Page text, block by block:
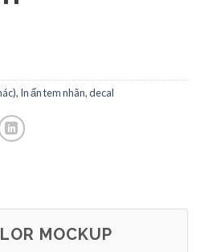
, In ấn tem nhãn, decal
MOCKUP